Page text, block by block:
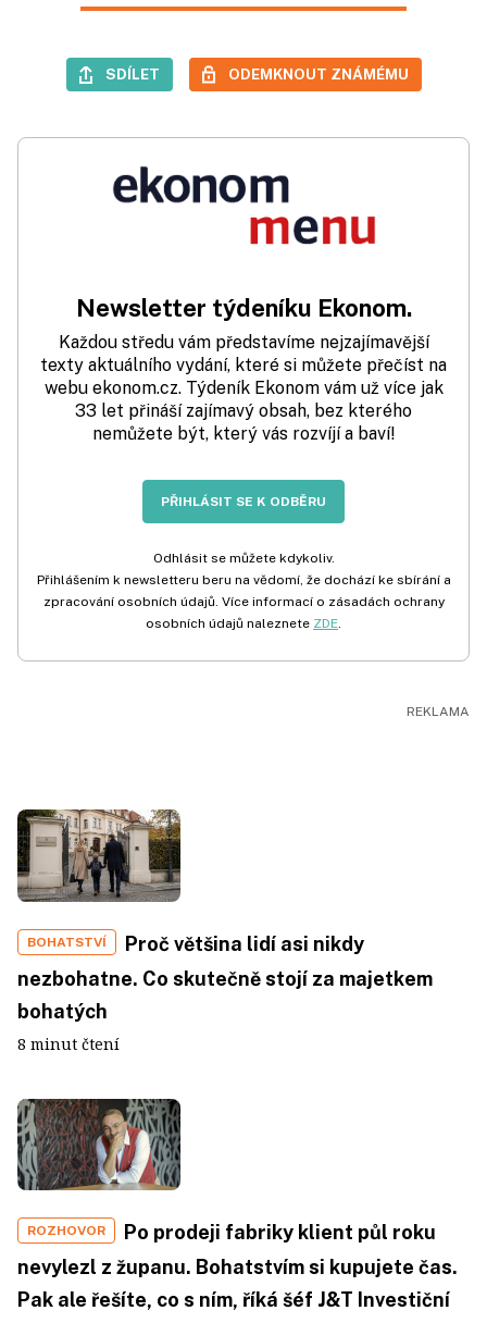
SDÍLET ODEMKNOUT ZNÁMÉMU
Newsletter týdeníku Ekonom.
Každou středu vám představíme nejzajímavější
texty aktuálního vydání, které si můžete přečíst na
webu ekonom.cz. Týdeník Ekonom vám už více jak
33 let přináší zajímavý obsah, bez kterého
nemůžete být, který vás rozvíjí a baví!
PŘIHLÁSIT SE K ODBĚRU
Odhlásit se můžete kdykoliv.
Přihlášením k newsletteru beru na vědomí, že dochází ke sbírání a
zpracování osobních údajů. Více informací o zásadách ochrany
osobních údajů naleznete ZDE.
BOHATSTVÍ
Proč většina lidí asi nikdy
nezbohatne. Co skutečně stojí za majetkem
bohatých
8 minut čtení
ROZHOVOR
Po prodeji fabriky klient půl roku
nevylezl z županu. Bohatstvím si kupujete čas.
Pak ale řešíte, co s ním, říká šéf J&T Investiční